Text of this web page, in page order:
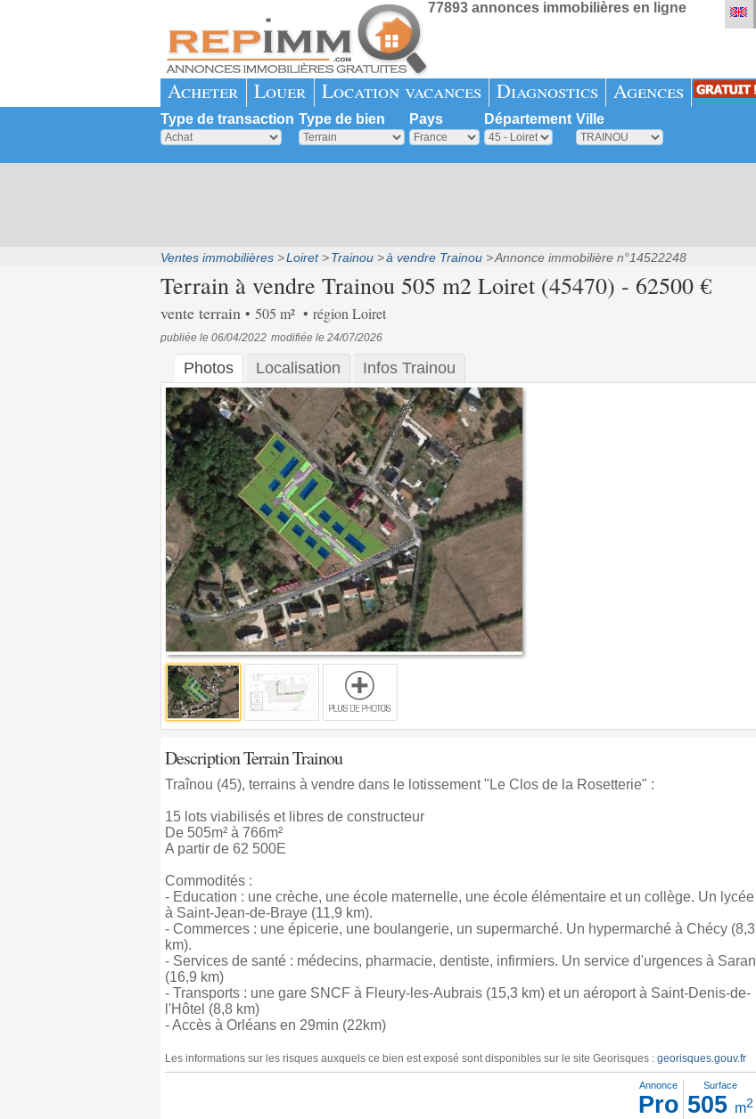
77893 annonces immobilières en ligne
Acheter Louer Location vacances Diagnostics Agences
Type de transaction Type de bien Pays Département Ville
Ventes immobilières Loiret Trainou à vendre Trainou Annonce immobilière n°14522248
Terrain à vendre Trainou 505 m2 Loiret (45470) - 62500 €
vente terrain 505 m² région Loiret
publiée le 06/04/2022 modifiée le 24/07/2026
Photos Localisation Infos Trainou
Description Terrain Trainou
Traînou (45), terrains à vendre dans le lotissement "Le Clos de la Rosetterie" :
15 lots viabilisés et libres de constructeur
De 505m² à 766m²
A partir de 62 500E
Commodités :
- Education : une crèche, une école maternelle, une école élémentaire et un collège. Un lycée
à Saint-Jean-de-Braye (11,9 km).
- Commerces : une épicerie, une boulangerie, un supermarché. Un hypermarché à Chécy (8,3
km).
- Services de santé : médecins, pharmacie, dentiste, infirmiers. Un service d'urgences à Saran
(16,9 km)
- Transports : une gare SNCF à Fleury-les-Aubrais (15,3 km) et un aéroport à Saint-Denis-de-
l'Hôtel (8,8 km)
- Accès à Orléans en 29min (22km)
Les informations sur les risques auxquels ce bien est exposé sont disponibles sur le site Georisques : georisques.gouv.fr
Annonce
Pro
Surface
505 m2